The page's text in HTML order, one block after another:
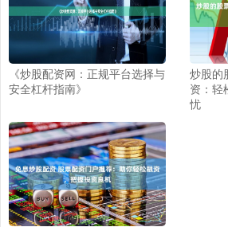
《炒股配资网：正规平台选择与
安全杠杆指南》
炒股的
资：轻
忧